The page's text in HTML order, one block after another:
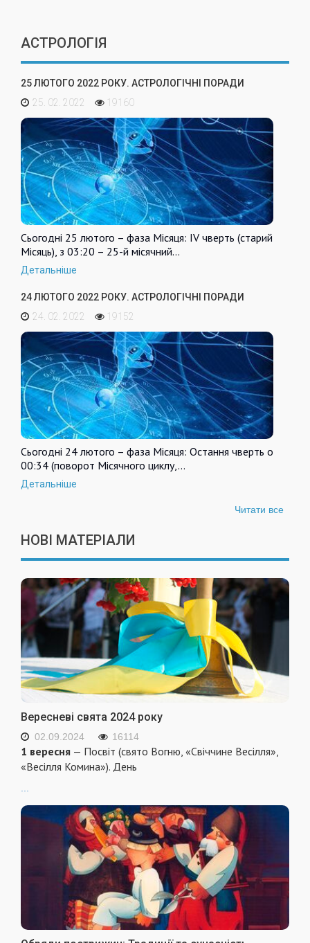
АСТРОЛОГІЯ
25 ЛЮТОГО 2022 РОКУ. АСТРОЛОГІЧНІ ПОРАДИ
25. 02. 2022
19160
Сьогодні 25 лютого – фаза Місяця: IV чверть (старий
Місяць), з 03:20 – 25-й місячний…
Детальніше
24 ЛЮТОГО 2022 РОКУ. АСТРОЛОГІЧНІ ПОРАДИ
24. 02. 2022
19152
Сьогодні 24 лютого – фаза Місяця: Остання чверть о
00:34 (поворот Місячного циклу,…
Детальніше
Читати все
НОВІ МАТЕРІАЛИ
Вересневі свята 2024 року
02.09.2024 16114
1 вересня — Посвіт (свято Вогню, «Свіччине Весілля»,
«Весілля Комина»). День